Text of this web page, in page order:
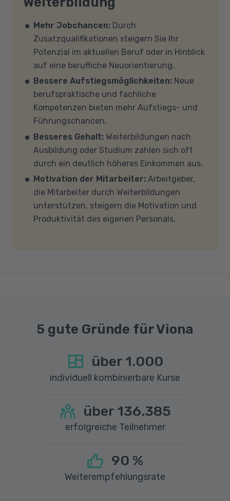
Voraussetzungen für eine Förderung erfüllen?
Auf unserer Info-SeiteWelche Förderung ist
für mich die richtige? stellen wir Ihnen
verschiedene Fördermöglichkeiten vor. Sehr
gerne beraten wir Sie auch in einem
persönlichen Gespräch zu diesem Thema.
benötigten Hard- und Software zur
Verfügung. Falls Sie von zu Hause aus
teilnehmen (mit Zustimmung Ihres
Kostenträgers), sprechen Sie uns an, in den
meisten Fällen können wir Ihnen Leih-
Equipment zur Verfügung stellen. Sollten Sie
mit Ihren eigenen Geräten am Unterricht
teilnehmen, empfehlen wir PCs oder Laptops
mit Windows 10 oder Windows 11, mindestens 8
GB Arbeitsspeicher (RAM) und einem aktuellen
Mehrkern-Prozessor (CPU). Der Unterricht
findet in Microsoft Teams statt. Bitte achten
Sie darauf, dass Ihre Sicherheitsprogramme
und -einstellungen (Anti-Viren-Programme,
Firewalls etc.) die Verbindung mit MS Teams
nicht blockieren. Bitte beachten Sie außerdem,
dass für eine reibungslose Übertragung eine
Mehr Jobchancen: Durch
Zusatzqualifikationen steigern Sie Ihr
Potenzial im aktuellen Beruf oder in Hinblick
auf eine berufliche Neuorientierung.
Bessere Aufstiegsmöglichkeiten: Neue
berufspraktische und fachliche
Kompetenzen bieten mehr Aufstiegs- und
Führungschancen.
Besseres Gehalt: Weiterbildungen nach
Ausbildung oder Studium zahlen sich oft
durch ein deutlich höheres Einkommen aus.
Motivation der Mitarbeiter: Arbeitgeber,
die Mitarbeiter durch Weiterbildungen
unterstützen, steigern die Motivation und
Produktivität des eigenen Personals.
5 gute Gründe für Viona
über 1.000
individuell kombinierbare Kurse
über 136.385
erfolgreiche Teilnehmer
90 %
Weiterempfehlungsrate